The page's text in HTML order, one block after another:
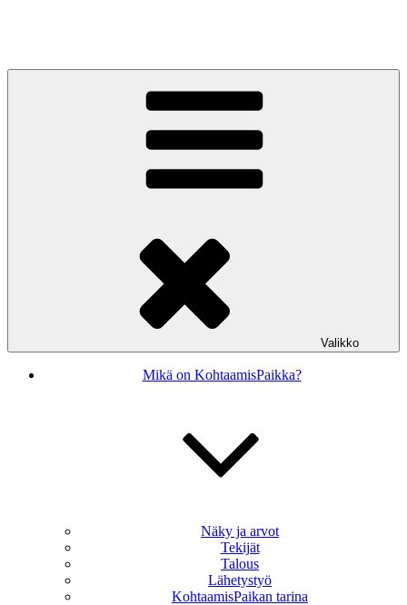
Valikko
Mikä on KohtaamisPaikka?
Näky ja arvot
Tekijät
Talous
Lähetystyö
KohtaamisPaikan tarina